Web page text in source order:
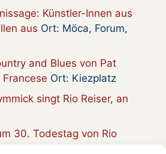
Künstler-Innen aus
aus Ort: Möca, Forum,
and Blues von Pat
Ort: Kiezplatz
singt Rio Reiser, an
30. Todestag von Rio